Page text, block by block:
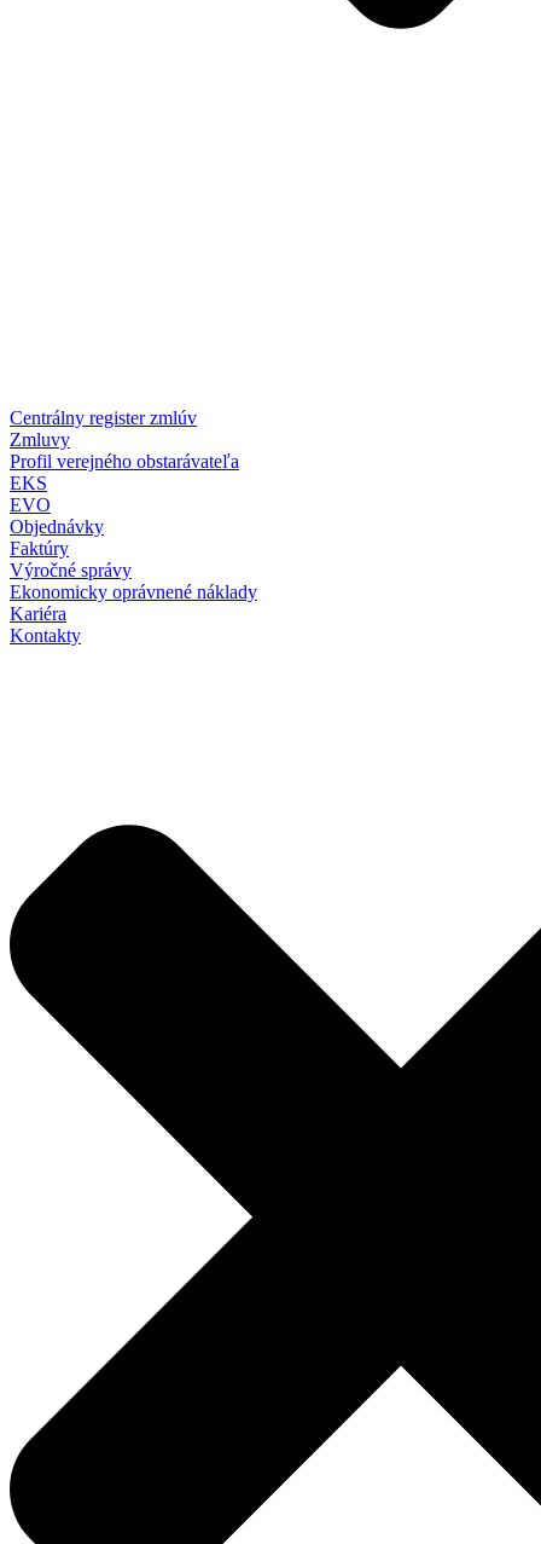
Centrálny register zmlúv
Zmluvy
Profil verejného obstarávateľa
EKS
EVO
Objednávky
Faktúry
Výročné správy
Ekonomicky oprávnené náklady
Kariéra
Kontakty